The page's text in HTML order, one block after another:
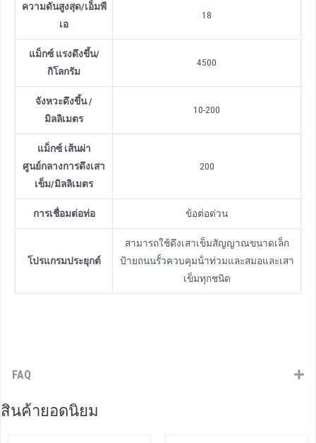
ความดันสูงสุด/เอ็มพี
เอ
18
แม็กซ์ แรงดึงขึ้น/
กิโลกรัม
4500
จังหวะดึงขึ้น/
มิลลิเมตร
10-200
แม็กซ์ เส้นผ่า
ศูนย์กลางการดึงเสา
เข็ม/มิลลิเมตร
200
การเชื่อมต่อท่อ ข้อต่อด่วน
โปรแกรมประยุกต์
สามารถใช้ดึงเสาเข็มสัญญาณขนาดเล็ก
ป้ายถนนรั้วควบคุมน้ําท่วมและสมอและเสา
เข็มทุกชนิด
FAQ
สินค้ายอดนิยม